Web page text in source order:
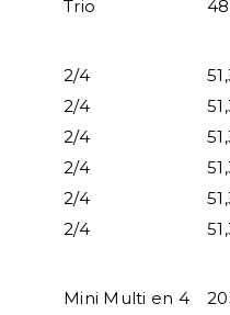
Trio
2/4
2/4
2/4
2/4
2/4
2/4
Mini Multi en 4